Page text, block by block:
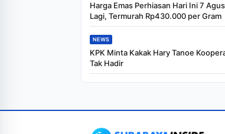
Harga Emas Perhiasan Hari Ini 7
Lagi, Termurah Rp430.000 per Gram
NEWS
KPK Minta Kakak Hary Tanoe
Tak Hadir